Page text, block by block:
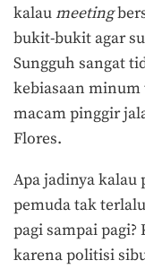
kalaumeeting
bukit-bukit agar
Sungguh sangat
kebiasaan
macam pinggir
Flores.
Apa jadinya kalau
pemuda tak
pagi sampai
karena politisi